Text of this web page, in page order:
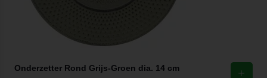
Onderzetter Rond Grijs-Groen dia. 14 cm